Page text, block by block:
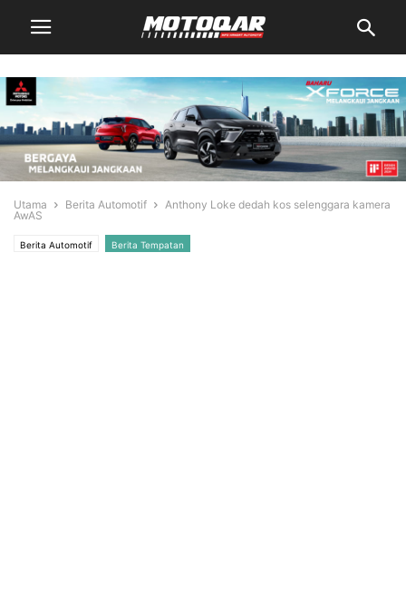
Utama Berita Automotif
Anthony Loke dedah kos selenggara kamera
AwAS
Berita Automotif Berita Tempatan